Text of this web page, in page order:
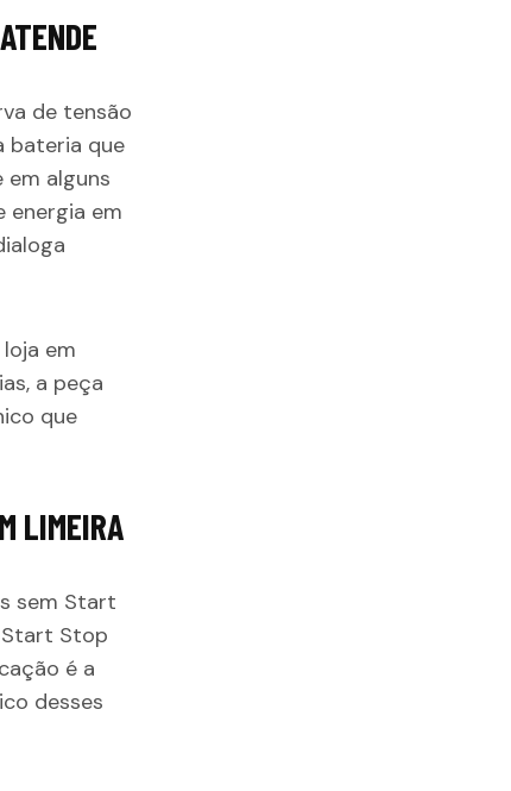
de tensão
bateria que
em alguns
energia em
em
a peça
que
LIMEIRA
sem Start
Start Stop
é a
desses